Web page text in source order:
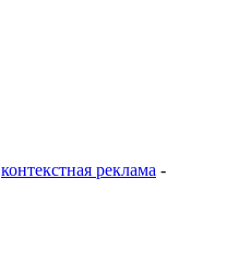
контекстная реклама -